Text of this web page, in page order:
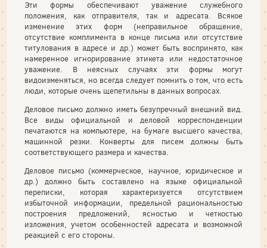
Эти формы обеспечивают уважение служебного
положения, как отправителя, так и адресата. Всякое
изменение этих форм (неправильное обращение,
отсутствие комплимента в конце письма или отсутствие
титулования в адресе и др.) может быть воспринято, как
намеренное игнорирование этикета или недостаточное
уважение. В неясных случаях эти формы могут
видоизменяться, но всегда следует помнить о том, что есть
люди, которые очень щепетильны в данных вопросах.
Деловое письмо должно иметь безупречный внешний вид.
Все виды официальной и деловой корреспонденции
печатаются на компьютере, на бумаге высшего качества,
машинной резки. Конверты для писем должны быть
соответствующего размера и качества.
Деловое письмо (коммерческое, научное, юридическое и
др.) должно быть составлено на языке официальной
переписки, которая характеризуется отсутствием
избыточной информации, предельной рациональностью
построения предложений, ясностью и четкостью
изложения, учетом особенностей адресата и возможной
реакцией с его стороны.